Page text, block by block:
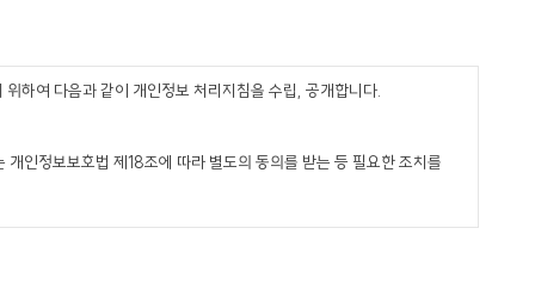
하여 다음과 같이 개인정보 처리지침을 수립, 공개합니다.
인정보보호법 제18조에 따라 별도의 동의를 받는 등 필요한 조치를
만 아동의 개인정보처리 시 법정대리인의 동의 여부 확인, 각종 고지․